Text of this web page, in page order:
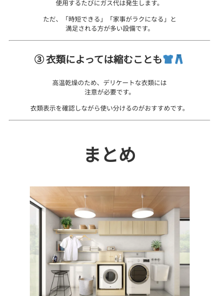
使用するたびにガス代は発生します。
ただ、「時短できる」「家事がラクになる」と
満足される方が多い設備です。
③ 衣類によっては縮むことも
高温乾燥のため、デリケートな衣類には
注意が必要です。
衣類表示を確認しながら使い分けるのがおすすめです。
まとめ